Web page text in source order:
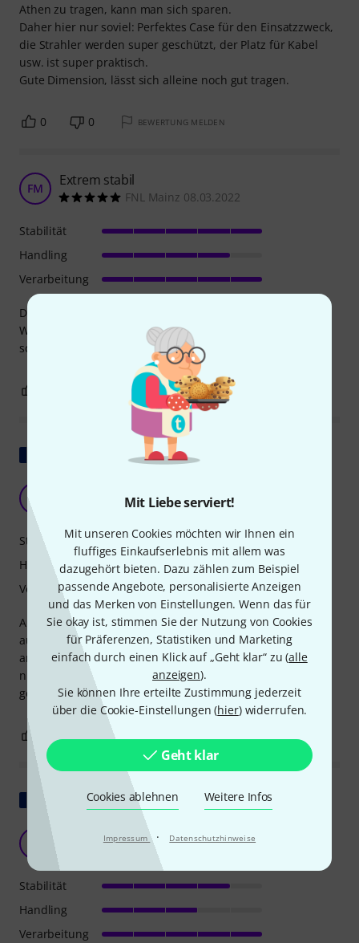
Mit Liebe serviert!
Mit unseren Cookies möchten wir Ihnen ein
fluffiges Einkaufserlebnis mit allem was
dazugehört bieten. Dazu zählen zum Beispiel
passende Angebote, personalisierte Anzeigen
und das Merken von Einstellungen. Wenn das für
Sie okay ist, stimmen Sie der Nutzung von Cookies
für Präferenzen, Statistiken und Marketing
einfach durch einen Klick auf „Geht klar“ zu (alle
anzeigen).
Sie können Ihre erteilte Zustimmung jederzeit
über die Cookie-Einstellungen (hier) widerrufen.
Geht klar
Cookies ablehnen Weitere Infos
Impressum · Datenschutzhinweise
Athen zu tragen, kann man sich sparen.
Daher hier nur soviel: Perfektes Case für den Einsatzzweck,
die Strahler werden super geschützt, der Platz für Kabel
usw. ist super praktisch.
Gute Dimension, lässt sich alleine noch gut tragen.
0 0 BEWERTUNG MELDEN
FM Extrem stabil
FNL Mainz 08.03.2022
Die beiden Spots passen nebst Zubehör perfekt hinein.
Wird dann meist als zusätzlicher Hocker verwendet. Etwas
schwer, dafür aber auch sehr stabil.
Stabilität
Handling
Verarbeitung
BEWERTUNG MELDEN
Jay Staff 12.08.2021
An diesem Flightcase gibt es nichts auszusetzen. Es bietet
ausreichend Platz für die Theater-Cases, inklusive der
angebrachten Deckel. Schade nur, dass man die Klemmen
nicht oben drauf lassen kann. Das mittlere Fach ist
geräumig genug für alle PowerTwist-Kabel und -Klemmen.
Stabilität
Handling
Verarbeitung
Original zeigen
Großartig
Lionel R. 23.07.2021
Stabilität
Handling
Verarbeitung